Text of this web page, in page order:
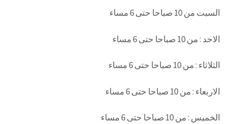
السبت من 10 صباحا حتى 6 مساء
الاحد : من 10 صباحا حتى 6 مساء
الثلاثاء : من 10 صباحا حتى 6 مساء
الاربعاء : من 10 صباحا حتى 6 مساء
الخميس : من 10 صباحا حتى 6 مساء